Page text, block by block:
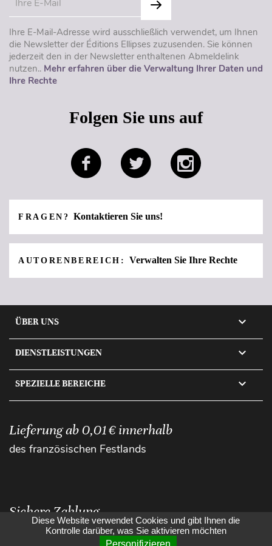
Ihre E-Mail-Adresse wird ausschließlich verwendet, um Ihnen
die Newsletter der Éditions Ellipses zuzusenden. Sie können
jederzeit den in der Newsletter enthaltenen Abmeldelink
nutzen.. Mehr erfahren über die Verwaltung Ihrer Daten und
Ihre Rechte
Folgen Sie uns auf
FRAGEN?Kontaktieren Sie uns!
AUTORENBEREICH: Verwalten Sie Ihre Rechte
ÜBER UNS 
DIENSTLEISTUNGEN 
SPEZIELLE BEREICHE 
Lieferung ab 0,01 € innerhalb
des französischen Festlands
Sichere Zahlung
Diese Website verwendet Cookies und gibt Ihnen die
Kontrolle darüber, was Sie aktivieren möchten
Personifizieren